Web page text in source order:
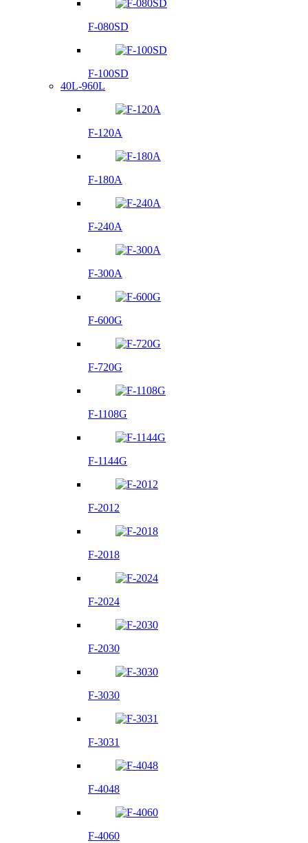
F-080SD
F-100SD
40L-960L
F-120A
F-180A
F-240A
F-300A
F-600G
F-720G
F-1108G
F-1144G
F-2012
F-2018
F-2024
F-2030
F-3030
F-3031
F-4048
F-4060